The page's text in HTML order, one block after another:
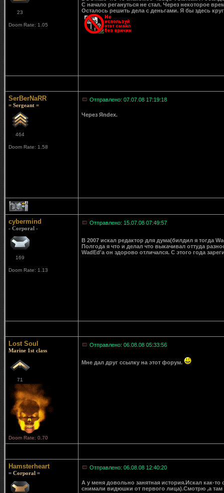
23
Doom Rate: 1.05
С начало регануться не стал. Через некоторое
Осталось решить дела с деньгами. Я бы здесь
SerBerNaRR
= Sergeant =
464
Doom Rate: 1.58
Отправлено: 07.07.08 17:19:18
Через Яndex.
1
cybermind
- Corporal -
169
Doom Rate: 1.13
Отправлено: 15.07.08 07:49:57
В 2007 искал редактор для дума(билдил я тогда
Полгода я что и делал что выкачивал оттуда
WadEd'а он здорово отличался. С этого года
Lost Soul
Marine 1st class
71
Doom Rate: 0.70
Отправлено: 06.08.08 05:33:56
Мне дал друг ссылку на этот форум.
Hamsterheart
= Corporal =
Отправлено: 06.08.08 12:40:20
А у меня довольно занятная история.Искал как-
снимали видюшки от первого лица).Смотрю ,а там